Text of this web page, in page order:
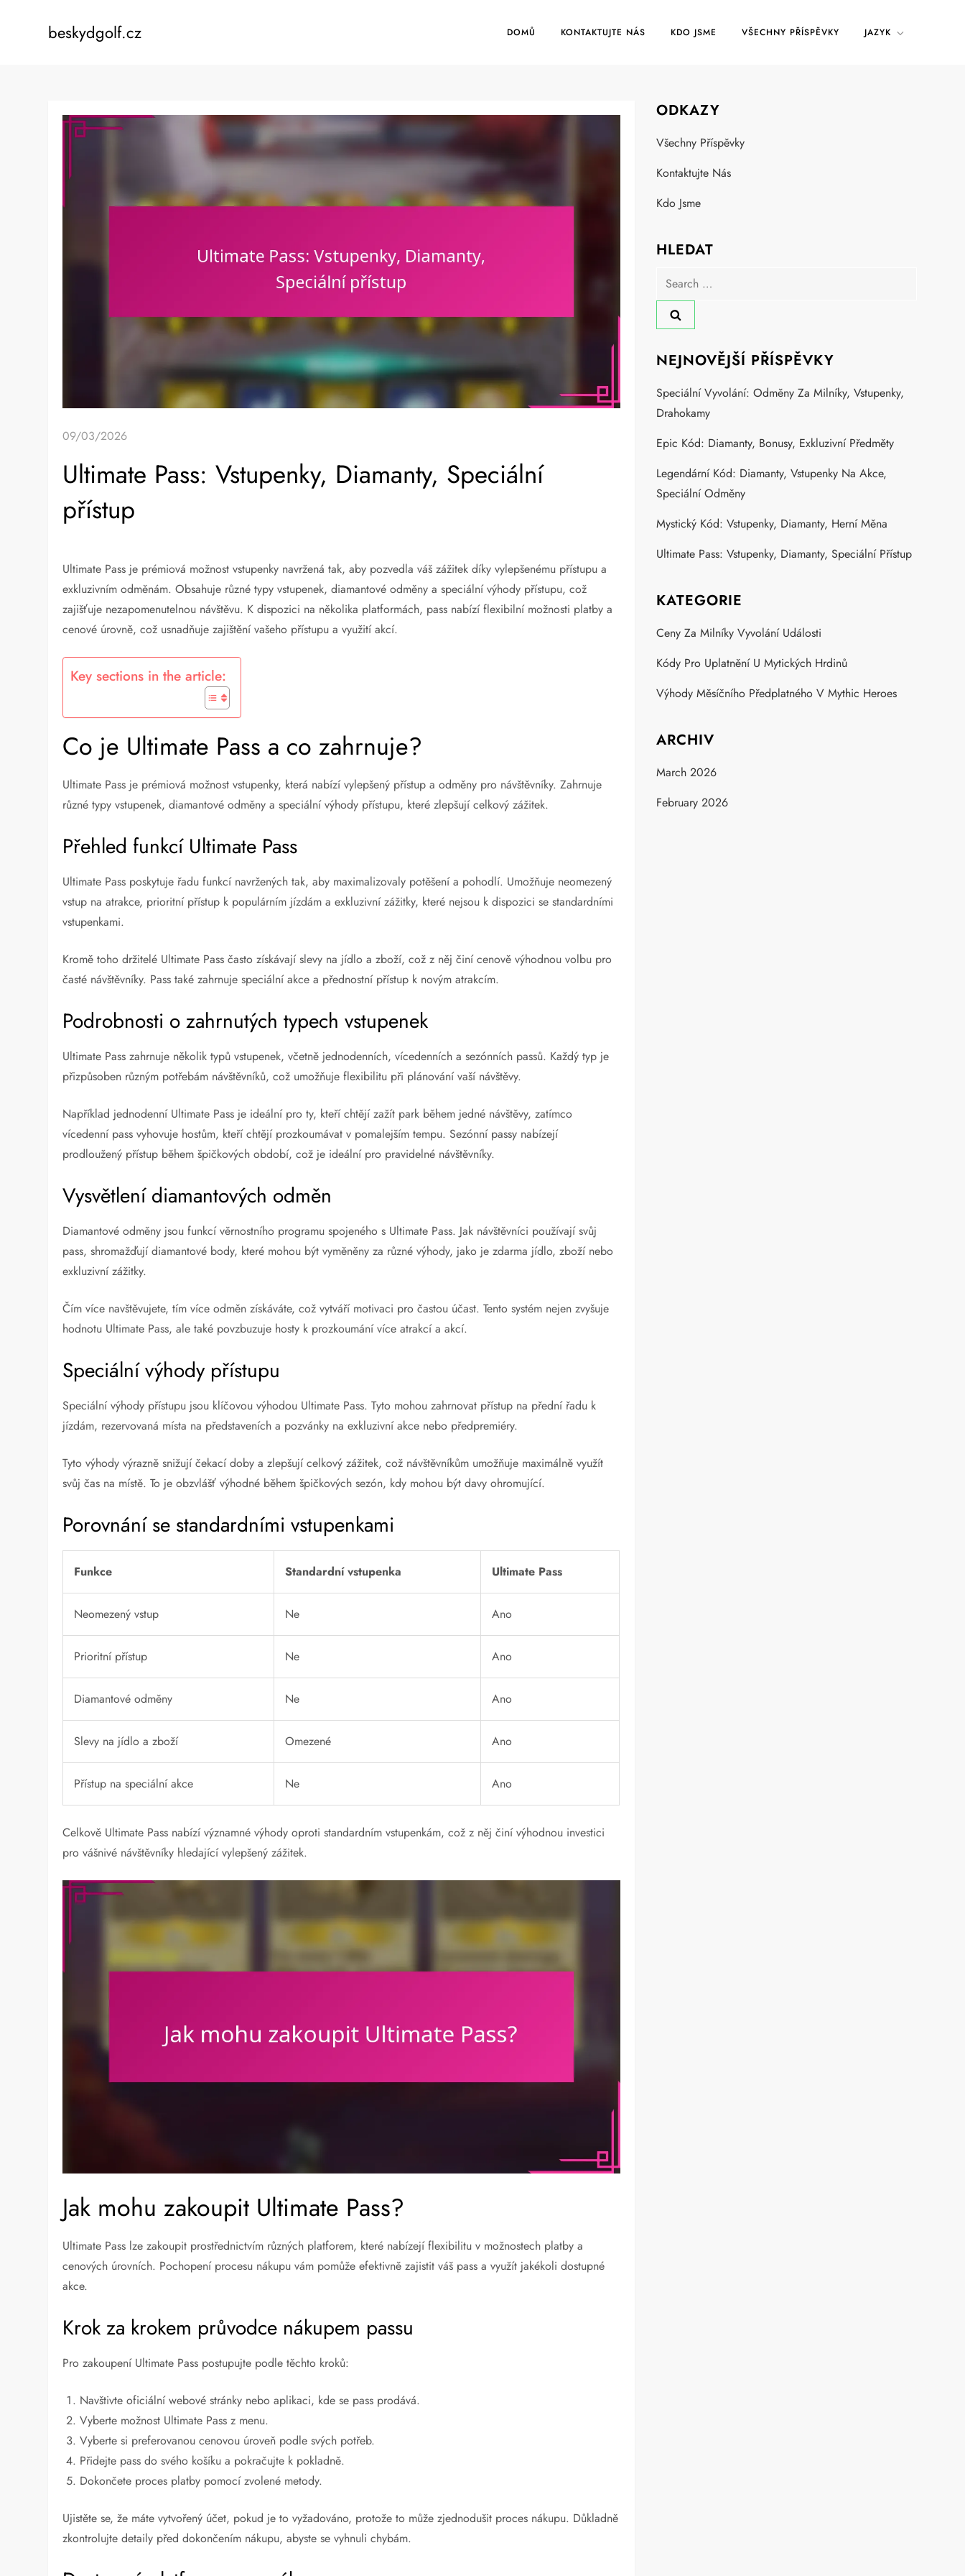
beskydgolf.cz DOMŮ KONTAKTUJTE NÁS KDO JSME VŠECHNY PŘÍSPĚVKY JAZYK
09/03/2026
Ultimate Pass: Vstupenky, Diamanty, Speciální
přístup
Ultimate Pass je prémiová možnost vstupenky navržená tak, aby pozvedla váš zážitek díky vylepšenému přístupu a
exkluzivním odměnám. Obsahuje různé typy vstupenek, diamantové odměny a speciální výhody přístupu, což
zajišťuje nezapomenutelnou návštěvu. K dispozici na několika platformách, pass nabízí flexibilní možnosti platby a
cenové úrovně, což usnadňuje zajištění vašeho přístupu a využití akcí.
Key sections in the article:
Co je Ultimate Pass a co zahrnuje?
Ultimate Pass je prémiová možnost vstupenky, která nabízí vylepšený přístup a odměny pro návštěvníky. Zahrnuje
různé typy vstupenek, diamantové odměny a speciální výhody přístupu, které zlepšují celkový zážitek.
Přehled funkcí Ultimate Pass
Ultimate Pass poskytuje řadu funkcí navržených tak, aby maximalizovaly potěšení a pohodlí. Umožňuje neomezený
vstup na atrakce, prioritní přístup k populárním jízdám a exkluzivní zážitky, které nejsou k dispozici se standardními
vstupenkami.
Kromě toho držitelé Ultimate Pass často získávají slevy na jídlo a zboží, což z něj činí cenově výhodnou volbu pro
časté návštěvníky. Pass také zahrnuje speciální akce a přednostní přístup k novým atrakcím.
Podrobnosti o zahrnutých typech vstupenek
Ultimate Pass zahrnuje několik typů vstupenek, včetně jednodenních, vícedenních a sezónních passů. Každý typ je
přizpůsoben různým potřebám návštěvníků, což umožňuje flexibilitu při plánování vaší návštěvy.
Například jednodenní Ultimate Pass je ideální pro ty, kteří chtějí zažít park během jedné návštěvy, zatímco
vícedenní pass vyhovuje hostům, kteří chtějí prozkoumávat v pomalejším tempu. Sezónní passy nabízejí
prodloužený přístup během špičkových období, což je ideální pro pravidelné návštěvníky.
Vysvětlení diamantových odměn
Diamantové odměny jsou funkcí věrnostního programu spojeného s Ultimate Pass. Jak návštěvníci používají svůj
pass, shromažďují diamantové body, které mohou být vyměněny za různé výhody, jako je zdarma jídlo, zboží nebo
exkluzivní zážitky.
Čím více navštěvujete, tím více odměn získáváte, což vytváří motivaci pro častou účast. Tento systém nejen zvyšuje
hodnotu Ultimate Pass, ale také povzbuzuje hosty k prozkoumání více atrakcí a akcí.
Speciální výhody přístupu
Speciální výhody přístupu jsou klíčovou výhodou Ultimate Pass. Tyto mohou zahrnovat přístup na přední řadu k
jízdám, rezervovaná místa na představeních a pozvánky na exkluzivní akce nebo předpremiéry.
Tyto výhody výrazně snižují čekací doby a zlepšují celkový zážitek, což návštěvníkům umožňuje maximálně využít
svůj čas na místě. To je obzvlášť výhodné během špičkových sezón, kdy mohou být davy ohromující.
Porovnání se standardními vstupenkami
Funkce Standardní vstupenka Ultimate Pass
Neomezený vstup Ne Ano
Prioritní přístup Ne Ano
Diamantové odměny Ne Ano
Slevy na jídlo a zboží Omezené Ano
Přístup na speciální akce Ne Ano
Celkově Ultimate Pass nabízí významné výhody oproti standardním vstupenkám, což z něj činí výhodnou investici
pro vášnivé návštěvníky hledající vylepšený zážitek.
Jak mohu zakoupit Ultimate Pass?
Ultimate Pass lze zakoupit prostřednictvím různých platforem, které nabízejí flexibilitu v možnostech platby a
cenových úrovních. Pochopení procesu nákupu vám pomůže efektivně zajistit váš pass a využít jakékoli dostupné
akce.
Krok za krokem průvodce nákupem passu
Pro zakoupení Ultimate Pass postupujte podle těchto kroků:
Navštivte oficiální webové stránky nebo aplikaci, kde se pass prodává.
Vyberte možnost Ultimate Pass z menu.
Vyberte si preferovanou cenovou úroveň podle svých potřeb.
Přidejte pass do svého košíku a pokračujte k pokladně.
Dokončete proces platby pomocí zvolené metody.
Ujistěte se, že máte vytvořený účet, pokud je to vyžadováno, protože to může zjednodušit proces nákupu. Důkladně
zkontrolujte detaily před dokončením nákupu, abyste se vyhnuli chybám.
ODKAZY
Všechny Příspěvky
Kontaktujte Nás
Kdo Jsme
HLEDAT
Search
for:
NEJNOVĚJŠÍ PŘÍSPĚVKY
Speciální Vyvolání: Odměny Za Milníky, Vstupenky,
Drahokamy
Epic Kód: Diamanty, Bonusy, Exkluzivní Předměty
Legendární Kód: Diamanty, Vstupenky Na Akce,
Speciální Odměny
Mystický Kód: Vstupenky, Diamanty, Herní Měna
Ultimate Pass: Vstupenky, Diamanty, Speciální Přístup
KATEGORIE
Ceny Za Milníky Vyvolání Události
Kódy Pro Uplatnění U Mytických Hrdinů
Výhody Měsíčního Předplatného V Mythic Heroes
ARCHIV
March 2026
February 2026